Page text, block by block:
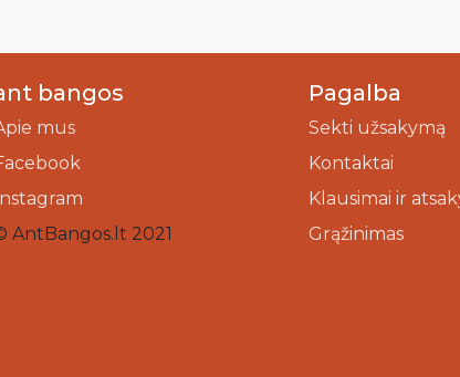
bangos
mus
AntBangos.lt 2021
Pagalba
Sekti užsakymą
Kontaktai
Klausimai ir
Grąžinimas